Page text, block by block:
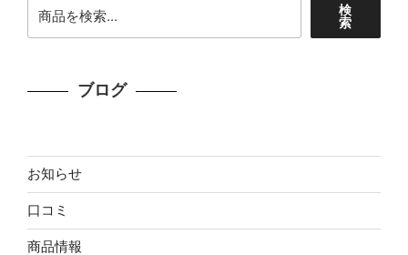
検
索
ブログ
お知らせ
口コミ
商品情報